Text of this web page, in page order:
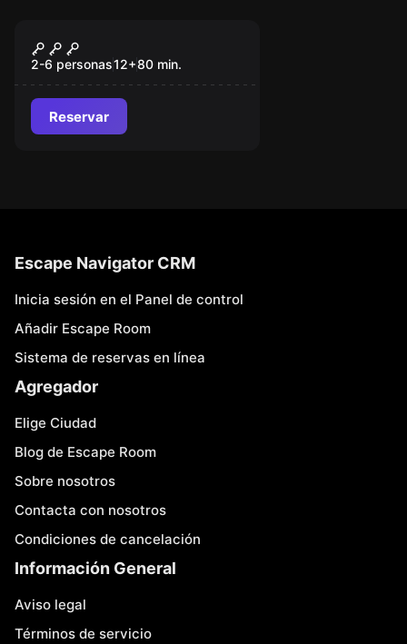
Nuevo
Museo W
2-6 personas12+80 min.
Reservar
Escape Navigator CRM
Inicia sesión en el Panel de control
Añadir Escape Room
Sistema de reservas en línea
Agregador
Elige Ciudad
Blog de Escape Room
Sobre nosotros
Contacta con nosotros
Condiciones de cancelación
Información General
Aviso legal
Términos de servicio